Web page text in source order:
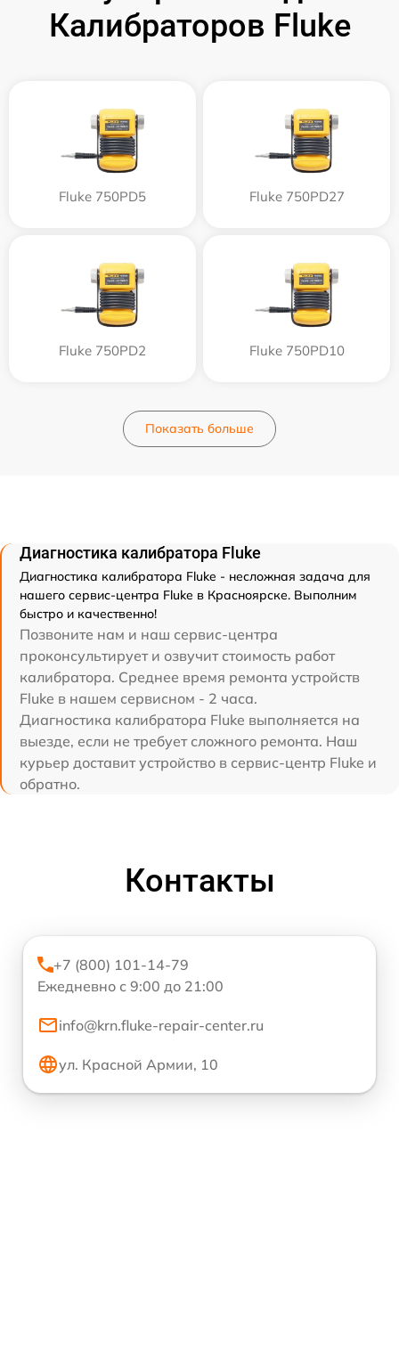
Калибраторов Fluke
Fluke 750PD5 Fluke 750PD27
Fluke 750PD2 Fluke 750PD10
Показать больше
Диагностика калибратора Fluke
Диагностика калибратора Fluke - несложная задача для
нашего сервис-центра Fluke в Красноярске. Выполним
быстро и качественно!
Позвоните нам и наш сервис-центра
проконсультирует и озвучит стоимость работ
калибратора. Среднее время ремонта устройств
Fluke в нашем сервисном - 2 часа.
Диагностика калибратора Fluke выполняется на
выезде, если не требует сложного ремонта. Наш
курьер доставит устройство в сервис-центр Fluke и
обратно.
Контакты
+7 (800) 101-14-79
Ежедневно с 9:00 до 21:00
info@krn.fluke-repair-center.ru
ул. Красной Армии, 10